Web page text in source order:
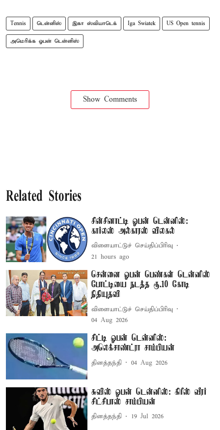
Tennis டென்னிஸ் இகா ஸ்வியாடெக் Iga Swiatek US Open tennis
அமெரிக்க ஓபன் டென்னிஸ்
Show Comments
Related Stories
சின்சினாட்டி ஓபன் டென்னிஸ்:
கார்லஸ் அல்காரஸ் விலகல்
விளையாட்டுச் செய்திப்பிரிவு
21 hours ago
சென்னை ஓபன் பெண்கள் டென்னிஸ்
போட்டியை நடத்த ரூ.10 கோடி
நிதியுதவி
விளையாட்டுச் செய்திப்பிரிவு
04 Aug 2026
சிட்டி ஓபன் டென்னிஸ்:
அலெக்சாண்ட்ரா சாம்பியன்
தினத்தந்தி 04 Aug 2026
சுவிஸ் ஓபன் டென்னிஸ்: கிரீஸ் வீரர்
சிட்சிபாஸ் சாம்பியன்
தினத்தந்தி 19 Jul 2026